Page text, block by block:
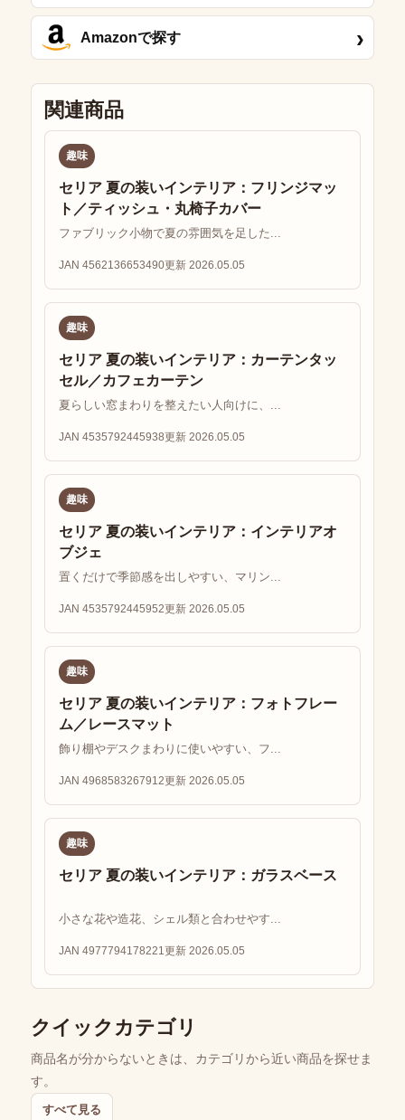
Amazonで探す ›
関連商品
趣味
セリア 夏の装いインテリア：フリンジマッ
ト／ティッシュ・丸椅子カバー
ファブリック小物で夏の雰囲気を足した...
JAN 4562136653490更新 2026.05.05
趣味
セリア 夏の装いインテリア：カーテンタッ
セル／カフェカーテン
夏らしい窓まわりを整えたい人向けに、...
JAN 4535792445938更新 2026.05.05
趣味
セリア 夏の装いインテリア：インテリアオ
ブジェ
置くだけで季節感を出しやすい、マリン...
JAN 4535792445952更新 2026.05.05
趣味
セリア 夏の装いインテリア：フォトフレー
ム／レースマット
飾り棚やデスクまわりに使いやすい、フ...
JAN 4968583267912更新 2026.05.05
趣味
セリア 夏の装いインテリア：ガラスベース
小さな花や造花、シェル類と合わせやす...
JAN 4977794178221 更新 2026.05.05
クイックカテゴリ
商品名が分からないときは、カテゴリから近い商品を探せま
す。
すべて見る